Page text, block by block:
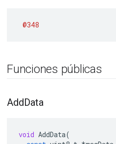
@348
Funciones públicas
AddData
void AddData(